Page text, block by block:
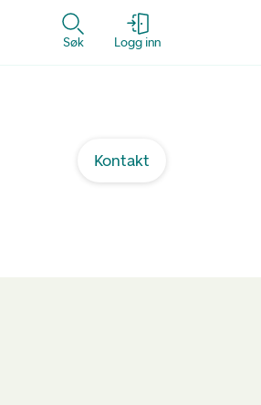
Søk Logg inn
Kontakt